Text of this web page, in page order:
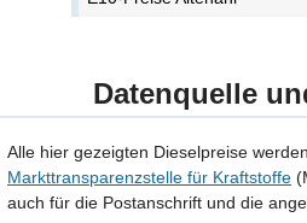
Datenquelle
Alle hier gezeigten Dieselpreise
Markttransparenzstelle für Kraftstoffe
auch für die Postanschrift und die